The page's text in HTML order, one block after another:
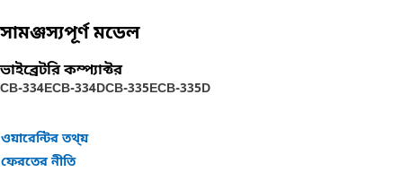
সামঞ্জস্যপূর্ণ মডেল
ভাইব্রেটরি কম্প্যাক্টর
CB-334ECB-334DCB-335ECB-335D
ওয়ারেন্টির তথ্য়
ফেরতের নীতি